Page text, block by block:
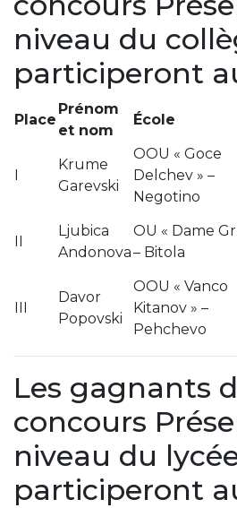
niveau du
participeront
Place
Prénom
et nom
École
I
Krume
Garevski
OOU « Goce
Delchev » –
Negotino
II
Ljubica
Andonova
OU « Dame
– Bitola
III
Davor
Popovski
OOU « Vanco
Kitanov » –
Pehchevo
Les gagnants
concours
niveau du
participeront